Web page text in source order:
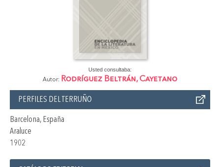
Usted consultaba:
Autor: Rodríguez Beltrán, Cayetano
PERFILES DEL TERRUÑO
Barcelona, España
Araluce
1902